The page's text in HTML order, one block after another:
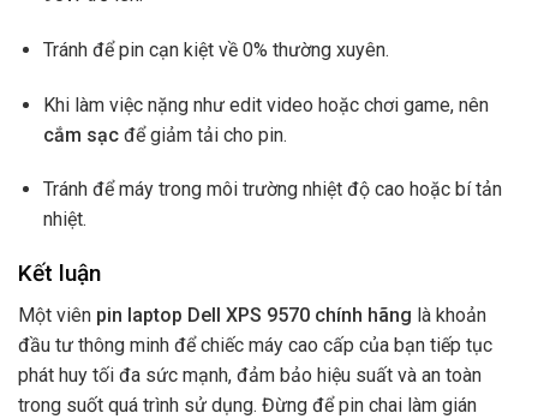
Tránh để pin cạn kiệt về 0% thường xuyên.
Khi làm việc nặng như edit video hoặc chơi game, nên
cắm sạcđể giảm tải cho pin.
Tránh để máy trong môi trường nhiệt độ cao hoặc bí tản
nhiệt.
Kết luận
Một viên pin laptop Dell XPS 9570 chính hãng là khoản
đầu tư thông minh để chiếc máy cao cấp của bạn tiếp tục
phát huy tối đa sức mạnh, đảm bảo hiệu suất và an toàn
trong suốt quá trình sử dụng. Đừng để pin chai làm gián